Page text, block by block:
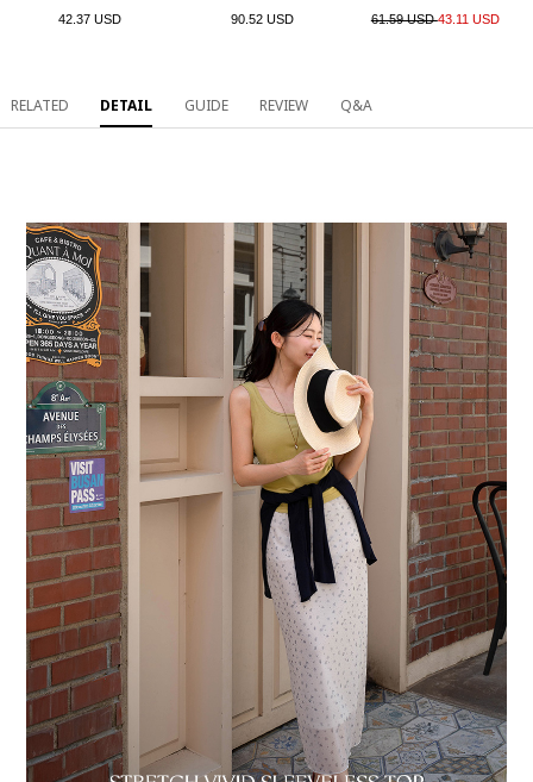
42.37 USD 90.52 USD 61.59 USD43.11 USD
RELATED DETAIL GUIDE REVIEW Q&A